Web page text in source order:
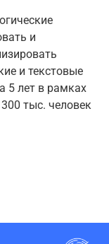
и
и текстовые
5 лет в рамках
тыс. человек